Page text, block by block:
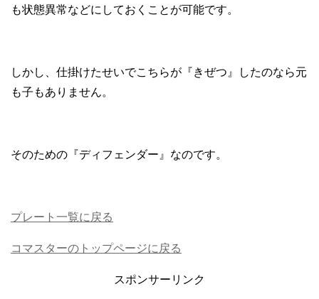
も状態異常などにしておくことが可能です。
しかし、仕掛けたせいでこちらが『きぜつ』したのなら元
も子もありません。
そのための『ディフェンダー』なのです。
プレート一覧に戻る
コマスターのトップページに戻る
スポンサーリンク